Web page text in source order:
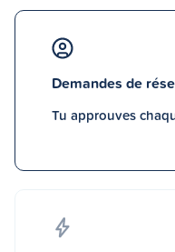
Demandes de
Tu approuves